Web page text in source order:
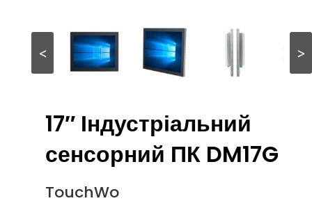
< >
17″ Індустріальний
сенсорний ПК DM17G
TouchWo